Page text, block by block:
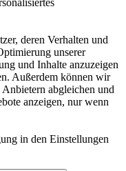
deren Verhalten und
unserer
und Inhalte anzuzeigen
Außerdem können wir
abgleichen und
anzeigen, nur wenn
in den Einstellungen